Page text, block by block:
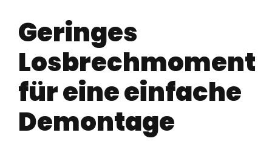
Geringes
Losbrechmoment
für eine einfache
Demontage